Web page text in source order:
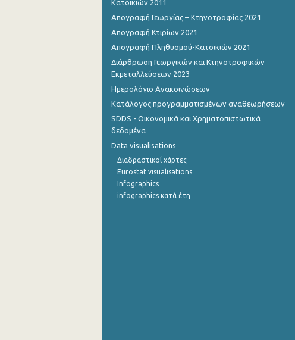
Κατοικιών 2011
Απογραφή Γεωργίας – Κτηνοτροφίας 2021
Απογραφή Κτιρίων 2021
Απογραφή Πληθυσμού-Κατοικιών 2021
Διάρθρωση Γεωργικών και Κτηνοτροφικών
Εκμεταλλεύσεων 2023
Ημερολόγιο Ανακοινώσεων
Κατάλογος προγραμματισμένων αναθεωρήσεων
SDDS - Οικονομικά και Χρηματοπιστωτικά
δεδομένα
Data visualisations
Διαδραστικοί χάρτες
Eurostat visualisations
Infographics
infographics κατά έτη